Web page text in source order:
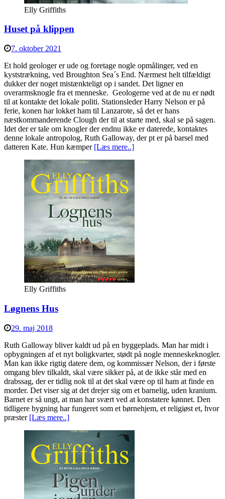
Elly Griffiths
Huset på klippen
7. oktober 2021
Et hold geologer er ude og foretage nogle opmålinger, ved en
kyststrækning, ved Broughton Sea´s End. Nærmest helt tilfældigt
dukker der noget mistænkteligt op i sandet. Det ligner en
overarmsknogle fra et menneske. Geologerne ved at de nu er nødt
til at kontakte det lokale politi. Stationsleder Harry Nelson er på
ferie, konen har lokket ham til Lanzarote, så det er hans
næstkommanderende Clough der til at starte med, skal se på sagen.
Idet der er tale om knogler der endnu ikke er daterede, kontaktes
denne lokale antropolog, Ruth Galloway, der pt er på barsel med
datteren Kate. Hun kæmper [Læs mere..]
Elly Griffiths
Løgnens Hus
29. maj 2018
Ruth Galloway bliver kaldt ud på en byggeplads. Man har midt i
opbygningen af et nyt boligkvarter, stødt på nogle menneskeknogler.
Man kan ikke rigtig datere dem, og kommissær Nelson, der i første
omgang blev tilkaldt, skal være sikker på, at de ikke står med en
drabssag, der er tidlig nok til at det skal være op til ham at finde en
morder. Det viser sig at det drejer sig om et barnelig, uden kranium.
Barnet er så ungt, at man har svært ved at konstatere kønnet. Den
tidligere bygning har fungeret som et børnehjem, et religiøst et, hvor
præster [Læs mere..]